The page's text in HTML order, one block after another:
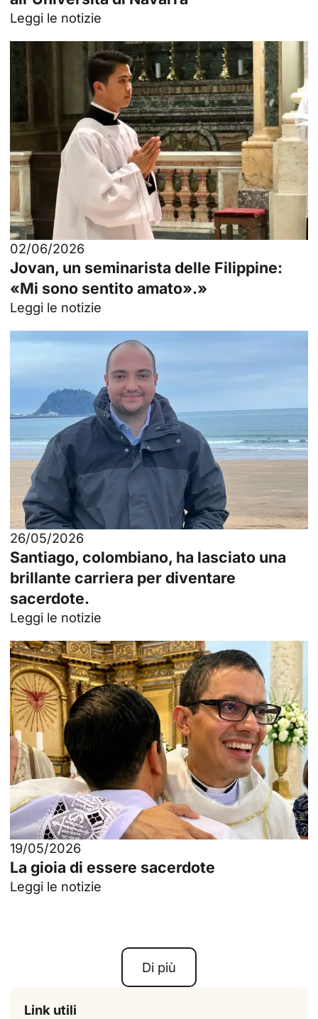
Leggi le notizie
02/06/2026
Jovan, un seminarista delle Filippine:
«Mi sono sentito amato».»
Leggi le notizie
26/05/2026
Santiago, colombiano, ha lasciato una
brillante carriera per diventare
sacerdote.
Leggi le notizie
19/05/2026
La gioia di essere sacerdote
Leggi le notizie
Di più
Link utili